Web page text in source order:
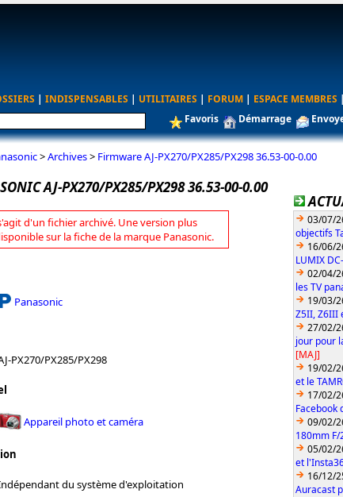
| INDISPENSABLES | UTILITAIRES | FORUM | ESPACE MEMBRES |
Favoris Démarrage
>Archives> Firmware AJ-PX270/PX285/PX298 36.53-00-0.00
AJ-PX270/PX285/PX298 36.53-00-0.00
d'un fichier archivé. Une version plus
sur la fiche de la marque Panasonic.
Panasonic
PX270/PX285/PX298
Appareil photo et caméra
du système d'exploitation
03/07/
objectifs
16/06/
LUMIX
02/04/
les TV
19/03/
Z5II, Z6III
27/02/
jour pour
[MAJ]
19/02/
et le
17/02/
Facebook
09/02/
180mm F/
05/02/
et
16/12/
Auracast